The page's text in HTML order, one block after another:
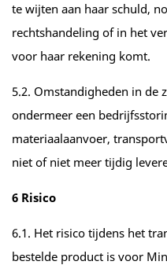
te wijten aan haar schuld,
rechtshandeling of in het
voor haar rekening komt.
5.2. Omstandigheden in de
ondermeer een
materiaalaanvoer,
niet of niet meer tijdig
6 Risico
6.1. Het risico tijdens het
bestelde product is voor